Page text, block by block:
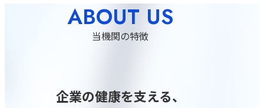
ABOUT US
当機関の特徴
企業の健康を支える、